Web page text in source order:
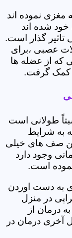
مغزی نموده اند
شده اند
تاثیر گذار است.
عصبی ،برای
که از عضله ها
کمک گرفت.
طولانی است
به شرایط
صف های خیلی
وجود دارد
است.
به دست اوردن
در منزل
درمان از
آخری درمان در